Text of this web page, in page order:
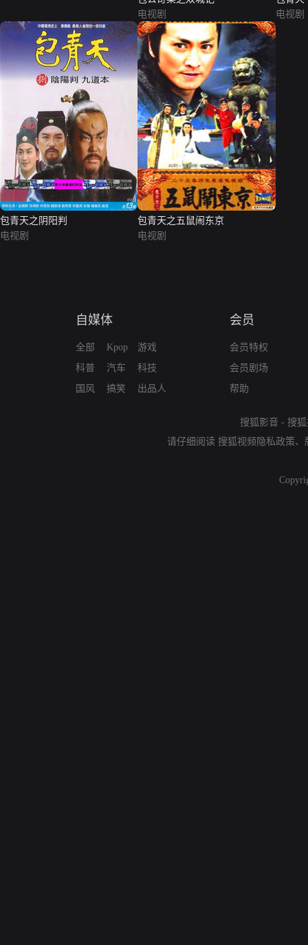
电视剧
电视剧
包青天之阴阳判
电视剧
包青天之五鼠闹东京
电视剧
自媒体
全部
科普
国风
Kpop
汽车
搞笑
游戏
科技
出品人
会员
会员特权
会员剧场
帮助
搜狐影音 - 搜
请仔细阅读 搜狐视频隐私政策、